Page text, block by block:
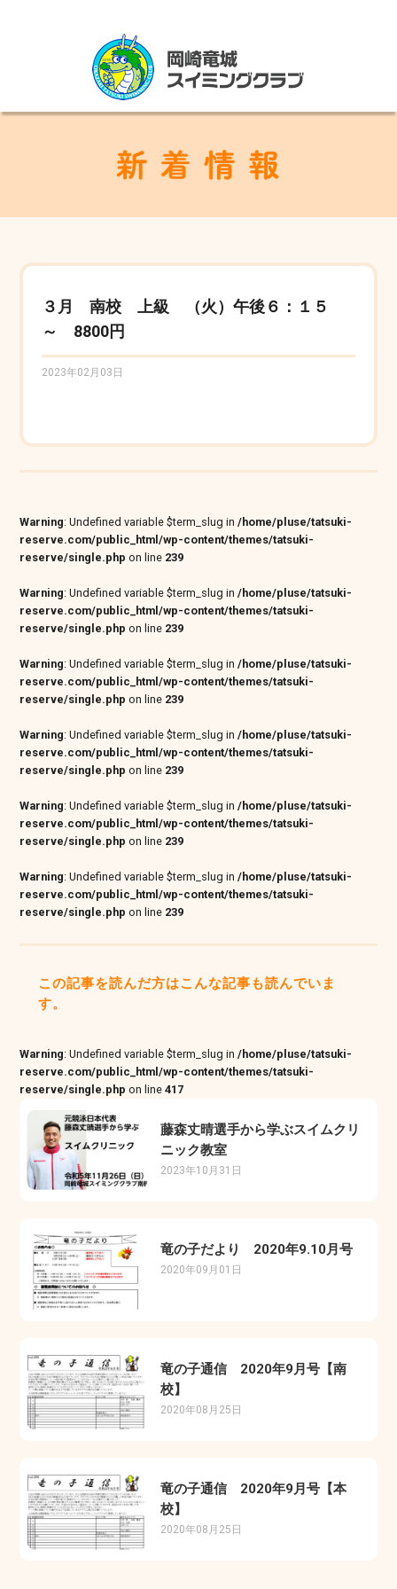
３月 南校 上級 （火）午後６：１５
～ 8800円
2023年02月03日
Warning: Undefined variable $term_slug in/home/pluse/tatsuki-
reserve.com/public_html/wp-content/themes/tatsuki-
reserve/single.php on line 239
Warning: Undefined variable $term_slug in/home/pluse/tatsuki-
reserve.com/public_html/wp-content/themes/tatsuki-
reserve/single.php on line 239
Warning: Undefined variable $term_slug in/home/pluse/tatsuki-
reserve.com/public_html/wp-content/themes/tatsuki-
reserve/single.php on line 239
Warning: Undefined variable $term_slug in/home/pluse/tatsuki-
reserve.com/public_html/wp-content/themes/tatsuki-
reserve/single.php on line 239
Warning: Undefined variable $term_slug in/home/pluse/tatsuki-
reserve.com/public_html/wp-content/themes/tatsuki-
reserve/single.php on line 239
Warning: Undefined variable $term_slug in/home/pluse/tatsuki-
reserve.com/public_html/wp-content/themes/tatsuki-
reserve/single.php on line 239
この記事を読んだ方はこんな記事も読んでいま
す。
Warning: Undefined variable $term_slug in/home/pluse/tatsuki-
reserve.com/public_html/wp-content/themes/tatsuki-
reserve/single.php on line417
藤森丈晴選手から学ぶスイムクリ
ニック教室
2023年10月31日
竜の子だより 2020年9.10月号
2020年09月01日
竜の子通信 2020年9月号【南
校】
2020年08月25日
竜の子通信 2020年9月号【本
校】
2020年08月25日